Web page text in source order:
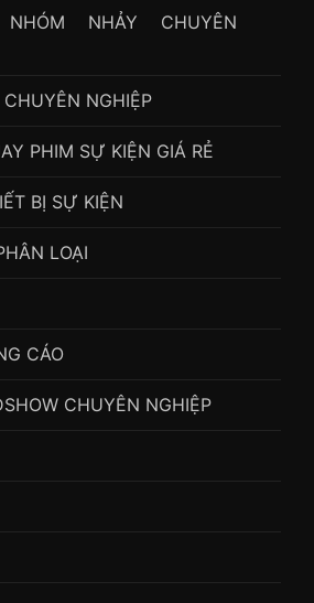
NHẢY CHUYÊN
NGHIỆP
PHIM SỰ KIỆN GIÁ RẺ
BỊ SỰ KIỆN
LOẠI
CÁO
CHUYÊN NGHIỆP